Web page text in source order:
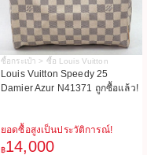
ซื้อกระเป๋า > ซื้อ Louis Vuitton
Louis Vuitton Speedy 25
Damier Azur N41371 ถูกซื้อแล้ว!
ยอดซื้อสูงเป็นประวัติการณ์!
฿14,000